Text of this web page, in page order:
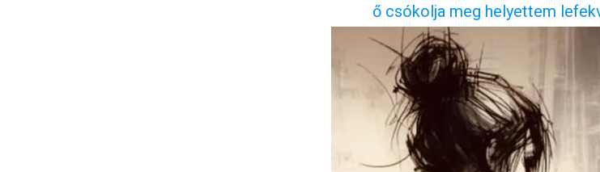
ő csókolja meg helyettem